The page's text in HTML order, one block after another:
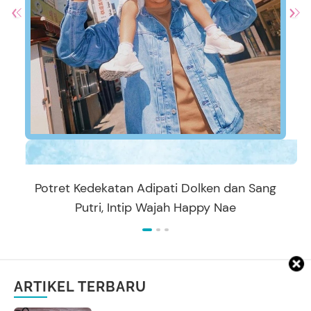
Potret Kedekatan Adipati Dolken dan Sang
Putri, Intip Wajah Happy Nae
ARTIKEL TERBARU